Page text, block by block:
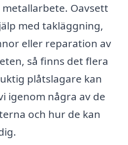
Oavsett
med takläggning,
eller reparation av
så finns det flera
plåtslagare kan
igenom några av de
och hur de kan